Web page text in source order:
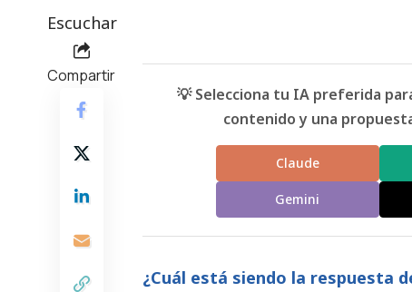
Escuchar
Compartir
💡 Selecciona tu IA preferida
contenido y una
Claude
Gemini
¿Cuál está siendo la respuesta